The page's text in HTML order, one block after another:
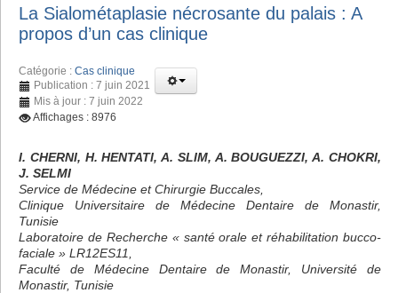
La Sialométaplasie nécrosante du palais : A
propos d’un cas clinique
Catégorie : Cas clinique
Publication : 7 juin 2021
Mis à jour : 7 juin 2022
Affichages : 8976
I. CHERNI, H. HENTATI, A. SLIM, A. BOUGUEZZI, A. CHOKRI,
J. SELMI
Service de Médecine et Chirurgie Buccales,
Clinique Universitaire de Médecine Dentaire de Monastir,
Tunisie
Laboratoire de Recherche « santé orale et réhabilitation bucco-
faciale » LR12ES11,
Faculté de Médecine Dentaire de Monastir, Université de
Monastir, Tunisie